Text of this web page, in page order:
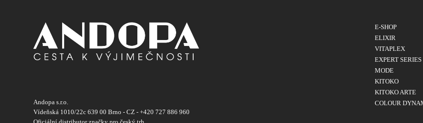
Andopa s.r.o.
Vídeňská 1010/22c 639 00 Brno - CZ - +420 727 886 960
E-SHOP
ELIXIR
VITAPLEX
EXPERT SERIES
MODE
KITOKO
KITOKO ARTE
COLOUR